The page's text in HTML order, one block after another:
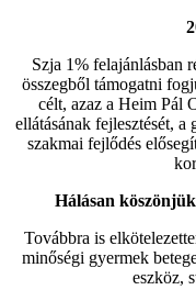
Szja 1% felajánlásban
összegből támogatni
célt, azaz a Heim Pál
ellátásának fejlesztését,
szakmai fejlődés
Hálásan
Továbbra is
minőségi gyermek
eszköz,